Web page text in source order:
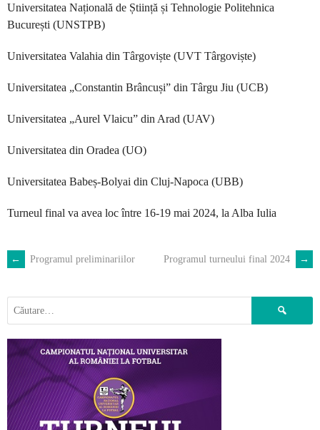
Universitatea Națională de Știință și Tehnologie Politehnica
București (UNSTPB)
Universitatea Valahia din Târgoviște (UVT Târgoviște)
Universitatea „Constantin Brâncuși” din Târgu Jiu (UCB)
Universitatea „Aurel Vlaicu” din Arad (UAV)
Universitatea din Oradea (UO)
Universitatea Babeș-Bolyai din Cluj-Napoca (UBB)
Turneul final va avea loc între 16-19 mai 2024, la Alba Iulia
POST
NAVIGATION
← Programul preliminariilor Programul turneului final 2024 →